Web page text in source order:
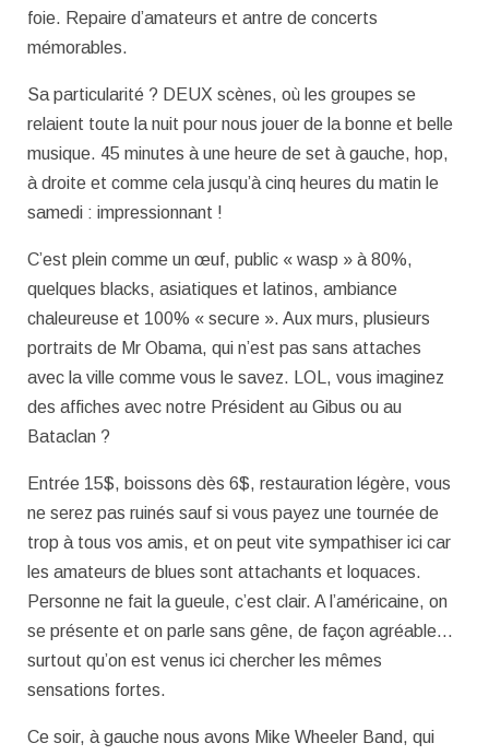
foie. Repaire d’amateurs et antre de concerts
mémorables.
Sa particularité ? DEUX scènes, où les groupes se
relaient toute la nuit pour nous jouer de la bonne et belle
musique. 45 minutes à une heure de set à gauche, hop,
à droite et comme cela jusqu’à cinq heures du matin le
samedi : impressionnant !
C’est plein comme un œuf, public « wasp » à 80%,
quelques blacks, asiatiques et latinos, ambiance
chaleureuse et 100% « secure ». Aux murs, plusieurs
portraits de Mr Obama, qui n’est pas sans attaches
avec la ville comme vous le savez. LOL, vous imaginez
des affiches avec notre Président au Gibus ou au
Bataclan ?
Entrée 15$, boissons dès 6$, restauration légère, vous
ne serez pas ruinés sauf si vous payez une tournée de
trop à tous vos amis, et on peut vite sympathiser ici car
les amateurs de blues sont attachants et loquaces.
Personne ne fait la gueule, c’est clair. A l’américaine, on
se présente et on parle sans gêne, de façon agréable…
surtout qu’on est venus ici chercher les mêmes
sensations fortes.
Ce soir, à gauche nous avons Mike Wheeler Band, qui